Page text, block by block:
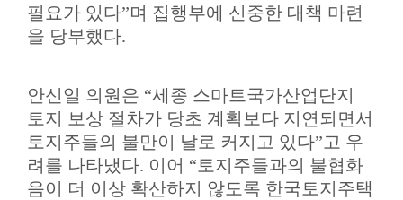
필요가 있다”며 집행부에 신중한 대책 마련
을 당부했다.
안신일 의원은 “세종 스마트국가산업단지
토지 보상 절차가 당초 계획보다 지연되면서
토지주들의 불만이 날로 커지고 있다”고 우
려를 나타냈다. 이어 “토지주들과의 불협화
음이 더 이상 확산하지 않도록 한국토지주택